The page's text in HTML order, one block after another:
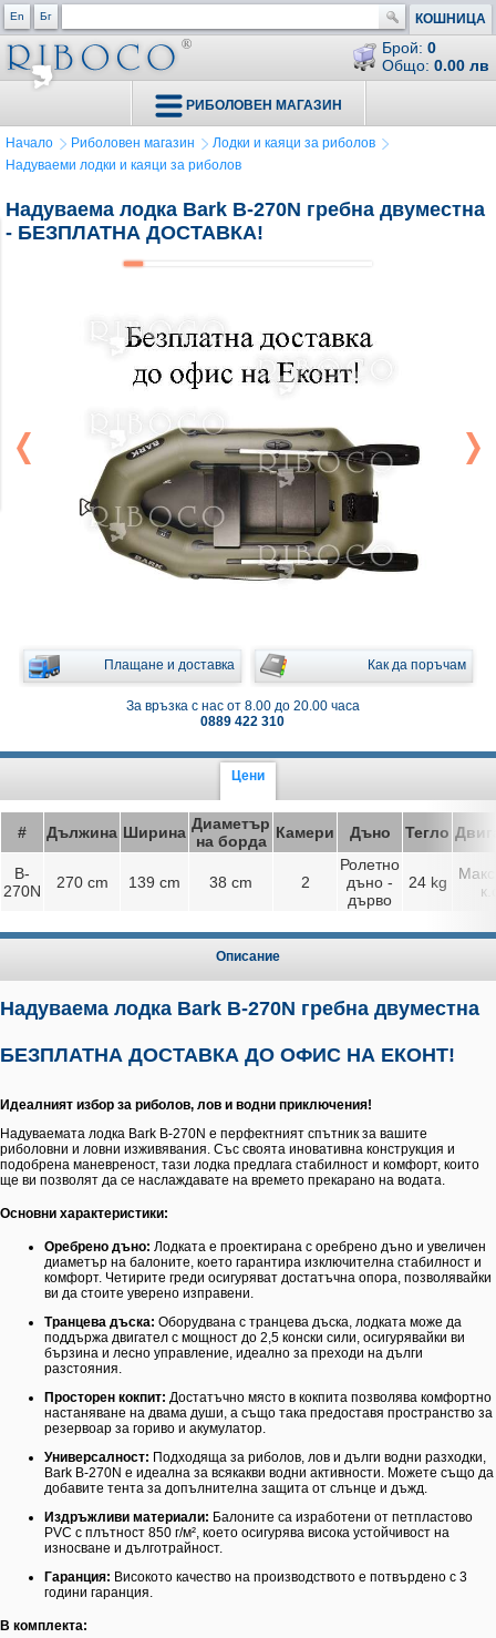
En Бг КОШНИЦА
Брой: 0
Общо: 0.00 лв
РИБОЛОВЕН МАГАЗИН
Начало Риболовен магазин
Лодки и каяци за риболов
Надуваеми лодки и каяци за риболов
Надуваема лодка Bark B-270N гребна двуместна
- БЕЗПЛАТНА ДОСТАВКА!
Плащане и доставка Как да поръчам
За връзка с нас от 8.00 до 20.00 часа
0889 422 310
Цени
# Дължина Ширина Диаметър
на борда Камери Дъно Тегло
B-
270N
270 cm 139 cm 38 cm 2
Ролетно
дъно -
дърво
24 kg
Описание
Надуваема лодка Bark B-270N гребна двуместна
БЕЗПЛАТНА ДОСТАВКА ДО ОФИС НА ЕКОНТ!
Идеалният избор за риболов, лов и водни приключения!
Надуваемата лодка Bark B-270N е перфектният спътник за вашите
риболовни и ловни изживявания. Със своята иновативна конструкция и
подобрена маневреност, тази лодка предлага стабилност и комфорт, които
ще ви позволят да се наслаждавате на времето прекарано на водата.
Основни характеристики:
Оребрено дъно: Лодката е проектирана с оребрено дъно и увеличен
диаметър на балоните, което гарантира изключителна стабилност и
комфорт. Четирите греди осигуряват достатъчна опора, позволявайки
ви да стоите уверено изправени.
Транцева дъска: Оборудвана с транцева дъска, лодката може да
поддържа двигател с мощност до 2,5 конски сили, осигурявайки ви
бързина и лесно управление, идеално за преходи на дълги
разстояния.
Просторен кокпит: Достатъчно място в кокпита позволява комфортно
настаняване на двама души, а също така предоставя пространство за
резервоар за гориво и акумулатор.
Универсалност: Подходяща за риболов, лов и дълги водни разходки,
Bark B-270N е идеална за всякакви водни активности. Можете също да
добавите тента за допълнителна защита от слънце и дъжд.
Издръжливи материали: Балоните са изработени от петпластово
PVC с плътност 850 г/м², което осигурява висока устойчивост на
износване и дълготрайност.
Гаранция: Високото качество на производството е потвърдено с 3
години гаранция.
В комплекта: